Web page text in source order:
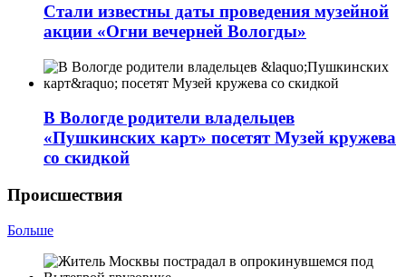
Стали известны даты проведения музейной
акции «Огни вечерней Вологды»
В Вологде родители владельцев
«Пушкинских карт» посетят Музей кружева
со скидкой
Происшествия
Больше